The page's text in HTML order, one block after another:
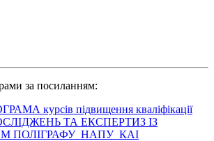
за посиланням:
курсів підвищення кваліфікації
ТА ЕКСПЕРТИЗ ІЗ
ПОЛІГРАФУ_НАПУ_КАІ